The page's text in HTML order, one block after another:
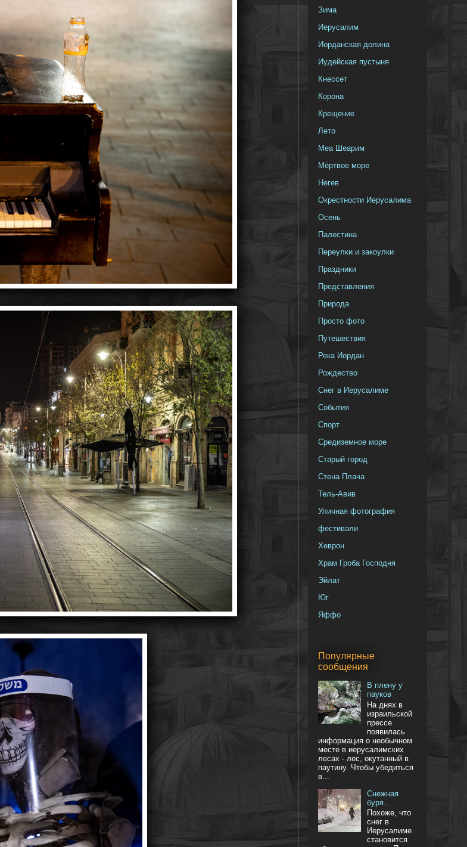
Зима
Иерусалим
Иорданская долина
Иудейская пустыня
Кнессет
Корона
Крещение
Лето
Меа Шеарим
Мёртвое море
Негев
Окрестности Иерусалима
Осень
Палестина
Переулки и закоулки
Праздники
Представления
Природа
Просто фото
Путешествия
Река Иордан
Рождество
Снег в Иерусалиме
События
Спорт
Средиземное море
Старый город
Стена Плача
Тель-Авив
Уличная фотография
фестивали
Хеврон
Храм Гроба Господня
Эйлат
Юг
Яффо
Популярные
сообщения
В плену у
пауков
На днях в
израильской
прессе
появилась
информация о необычном
месте в иерусалимских
лесах - лес, окутанный в
паутину. Чтобы убедиться
в...
Снежная
буря...
Похоже, что
снег в
Иерусалиме
становится